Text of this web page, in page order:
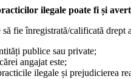
ilegale poate fi și
fie înregistrată/calificată
publice sau private;
angajat este;
ilegale și prejudicierea